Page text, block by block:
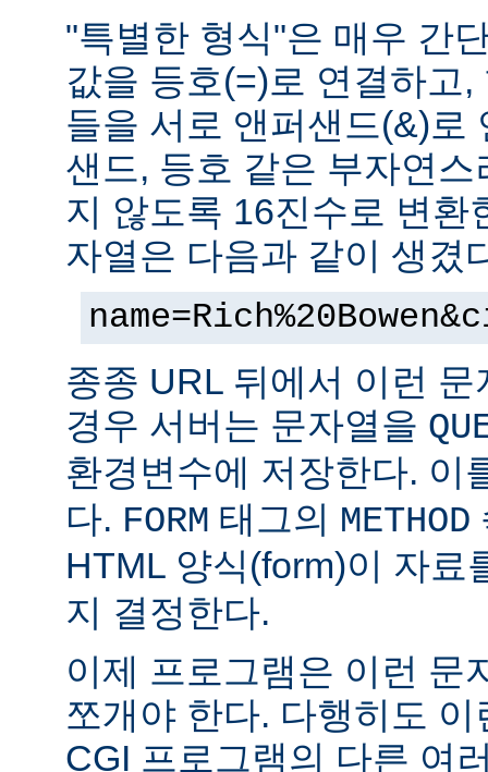
"특별한 형식"은 매우 간
값을 등호(=)로 연결하고
들을 서로 앤퍼샌드(&)로
샌드, 등호 같은 부자연
지 않도록 16진수로 변환
자열은 다음과 같이 생겼
종종 URL 뒤에서 이런
경우 서버는 문자열을
환경변수에 저장한다. 이
다. FORM 태그의 METHOD
HTML 양식(form)이 자료
지 결정한다.
이제 프로그램은 이런 문
쪼개야 한다. 다행히도
CGI 프로그램의 다른 여